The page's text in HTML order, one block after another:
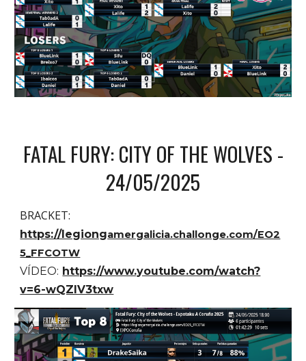
FATAL FURY: CITY OF THE WOLVES -
24/05/2025
BRACKET:
https://legiongamergalicia.challonge.com/EO2
5_FFCOTW
VÍDEO: https://www.youtube.com/watch?
v=6-wQZIV3txw